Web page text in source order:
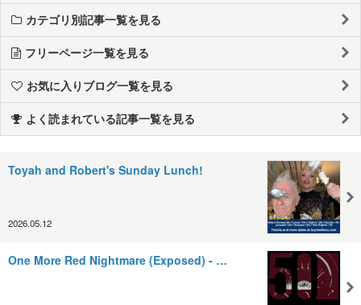
カテゴリ別記事一覧を見る
フリーページ一覧を見る
お気に入りブログ一覧を見る
よく読まれている記事一覧を見る
Toyah and Robert's Sunday Lunch!
2026.05.12
One More Red Nightmare (Exposed) - …